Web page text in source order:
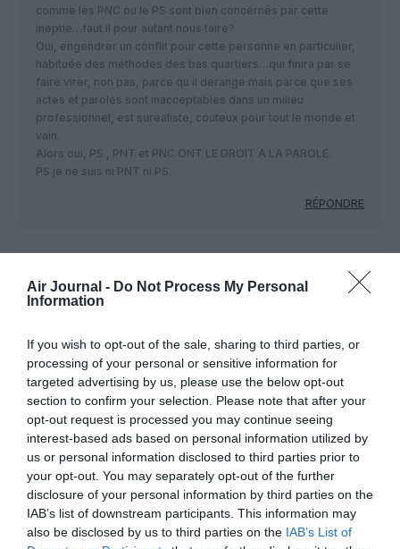
Air Journal - Do Not Process My Personal
Information
If you wish to opt-out of the sale, sharing to third parties, or
processing of your personal or sensitive information for
targeted advertising by us, please use the below opt-out
section to confirm your selection. Please note that after your
opt-out request is processed you may continue seeing
interest-based ads based on personal information utilized by
us or personal information disclosed to third parties prior to
your opt-out. You may separately opt-out of the further
disclosure of your personal information by third parties on the
IAB’s list of downstream participants. This information may
also be disclosed by us to third parties on the IAB’s List of
comme les PNC ou le PS sont bien concernés par cette
ineptie…faut il pour autant nous taire?
Oui, engendrer un conflit pour cette personne en particulier,
habituée des méthodes des bas quartiers…qui finira par se
faire virer, non pas, parce qu il derange mais parce que ses
actes et paroles sont inacceptables dans un milieu
professionnel, est surealiste, couteux pour tout le monde et
vain.
Alors oui, PS , PNT et PNC ONT LE DROIT A LA PAROLE.
PS je ne suis ni PNT ni PS.
RÉPONDRE
25 décembre 2018 - 17 h
02 min
justifie les moyens, sans lui ne sommes rien, sans lui, notre
entreprise fermera et encore sans lui les PNC seraient en
Il a insulté et blessé la dame mais il est humain avec des
sentiments.
Oui il ne vole pas et gagne plus que nous mais grace a lui, on
peut payer nos factures. Sans lui, on est rien.
Alors soyez reconnaissants et solidaires, demissionnez s il
est licencié. Je ferai grève tant qu il me dira de faire grève!
Alors oui je le soutiens a 100%.
RÉPONDRE